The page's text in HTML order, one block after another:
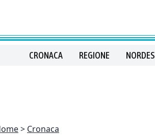
CRONACA REGIONE
Cronaca